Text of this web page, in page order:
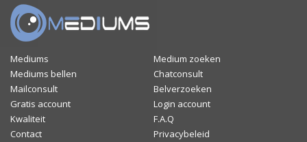
Mediums
Medium zoeken
Mediums bellen
Chatconsult
Mailconsult
Belverzoeken
Gratis account
Login account
Kwaliteit
F.A.Q
Contact
Privacybeleid